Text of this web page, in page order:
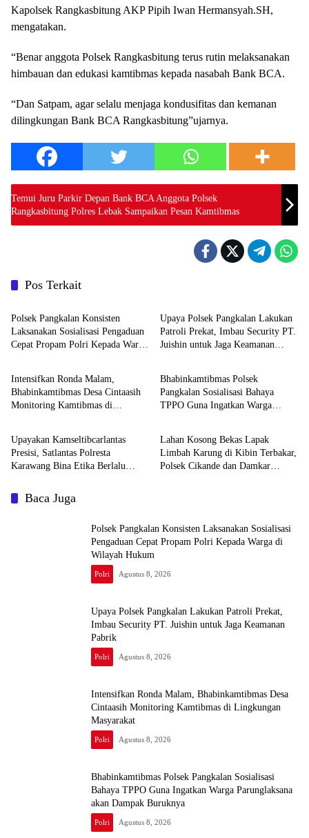
Kapolsek Rangkasbitung AKP Pipih Iwan Hermansyah.SH,
mengatakan.
“Benar anggota Polsek Rangkasbitung terus rutin melaksanakan
himbauan dan edukasi kamtibmas kepada nasabah Bank BCA.
“Dan Satpam, agar selalu menjaga kondusifitas dan kemanan
dilingkungan Bank BCA Rangkasbitung”ujarnya.
Temui Juru Parkir Depan Bank BCA Anggota Polsek
Rangkasbitung Polres Lebak Sampaikan Pesan Kamtibmas
Pos Terkait
Polri
Polsek Pangkalan Konsisten
Laksanakan Sosialisasi Pengaduan
Cepat Propam Polri Kepada Warga
Upaya Polsek Pangkalan Lakukan
Patroli Prekat, Imbau Security PT.
Juishin untuk Jaga Keamanan
Polri
Intensifkan Ronda Malam,
Bhabinkamtibmas Desa Cintaasih
Monitoring Kamtibmas di
Polri
Bhabinkamtibmas Polsek
Pangkalan Sosialisasi Bahaya
TPPO Guna Ingatkan Warga
Polri
Upayakan Kamseltibcarlantas
Presisi, Satlantas Polresta
Karawang Bina Etika Berlalu
Polri
Lahan Kosong Bekas Lapak
Limbah Karung di Kibin Terbakar,
Polsek Cikande dan Damkar
Baca Juga
Polsek Pangkalan Konsisten Laksanakan Sosialisasi
Pengaduan Cepat Propam Polri Kepada Warga di
Wilayah Hukum
Polri Agustus 8, 2026
Upaya Polsek Pangkalan Lakukan Patroli Prekat,
Imbau Security PT. Juishin untuk Jaga Keamanan
Pabrik
Polri Agustus 8, 2026
Intensifkan Ronda Malam, Bhabinkamtibmas Desa
Cintaasih Monitoring Kamtibmas di Lingkungan
Masyarakat
Polri Agustus 8, 2026
Bhabinkamtibmas Polsek Pangkalan Sosialisasi
Bahaya TPPO Guna Ingatkan Warga Parunglaksana
akan Dampak Buruknya
Polri Agustus 8, 2026